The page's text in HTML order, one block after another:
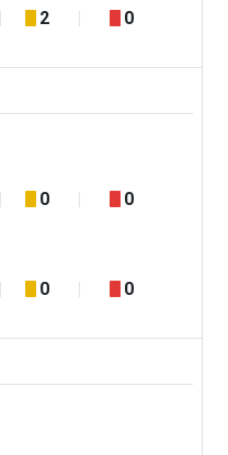
2 0
0 0
0 0